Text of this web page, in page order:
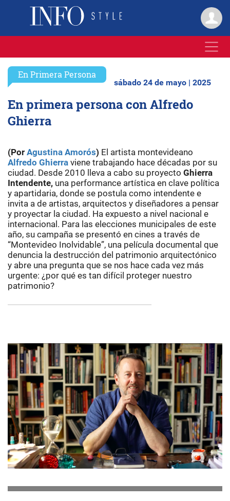
En Primera Persona
sábado 24 de mayo | 2025
En primera persona con Alfredo
Ghierra
(Por Agustina Amorós) El artista montevideano
Alfredo Ghierra viene trabajando hace décadas por su
ciudad. Desde 2010 lleva a cabo su proyecto Ghierra
Intendente, una performance artística en clave política
y apartidaria, donde se postula como intendente e
invita a de artistas, arquitectos y diseñadores a pensar
y proyectar la ciudad. Ha expuesto a nivel nacional e
internacional. Para las elecciones municipales de este
año, su campaña se presentó en cines a través de
“Montevideo Inolvidable”, una película documental que
denuncia la destrucción del patrimonio arquitectónico
y abre una pregunta que se nos hace cada vez más
urgente: ¿por qué es tan difícil proteger nuestro
patrimonio?